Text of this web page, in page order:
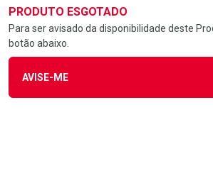
PRODUTO ESGOTADO
Para ser avisado da disponibilidade deste
botão abaixo.
AVISE-ME
antimicrobianos vendas apenas em lojas físicas
344 - 01/02/1999 - Ministério da Saúde. Horário
de Vendas e Atendimento ao Cliente 4020
LGPD Aceite os Cookies